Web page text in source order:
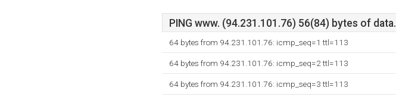
PING www. (94.231.101.76) 56(84) bytes of data.
64 bytes from 94.231.101.76: icmp_seq=1 ttl=113
64 bytes from 94.231.101.76: icmp_seq=2 ttl=113
64 bytes from 94.231.101.76: icmp_seq=3 ttl=113